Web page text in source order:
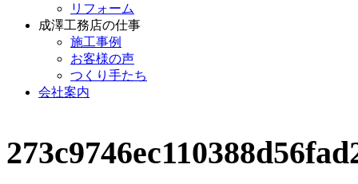
リフォーム
成澤工務店の仕事
施工事例
お客様の声
つくり手たち
会社案内